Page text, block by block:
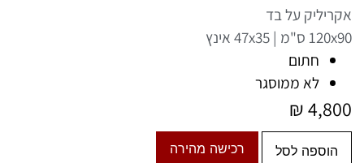
אקריליק על בד
120x90 ס"מ | 47x35 אינץ
חתום
לא ממוסגר
₪4,800
הוספה לסל רכישה מהירה